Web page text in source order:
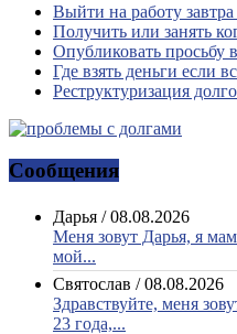
Выйти на работу
Получить или занять
Опубликовать просьбу
Где взять деньги если
Реструктуризация
Сообщения
Дарья /08.08.2026
Меня зовут Дарья, я
мой...
Святослав /08.08.2026
Здравствуйте, меня
23 года,...